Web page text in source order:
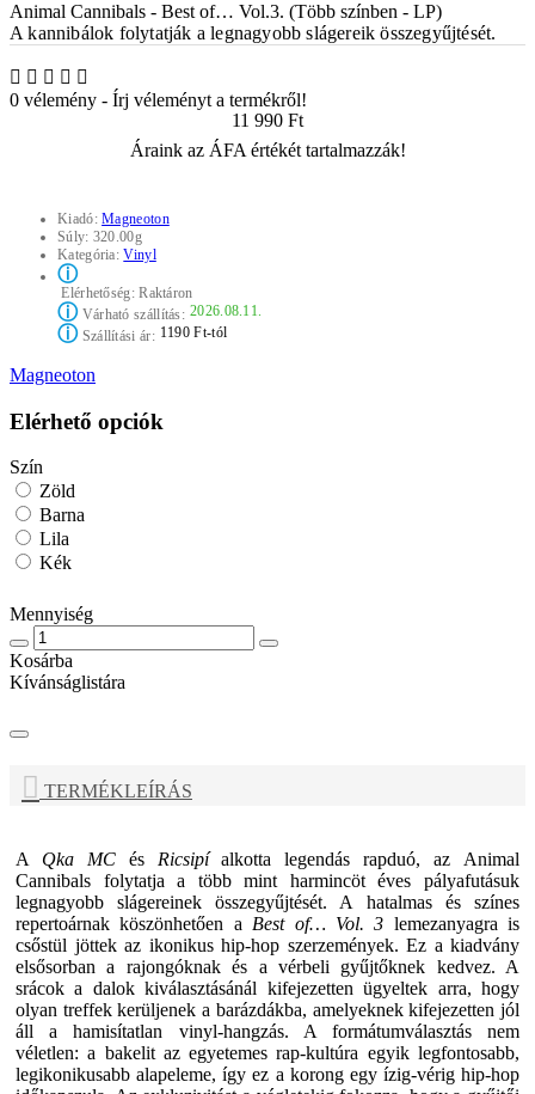
Animal Cannibals - Best of… Vol.3. (Több színben - LP)
A kannibálok folytatják a legnagyobb slágereik összegyűjtését.
0 vélemény - Írj véleményt a termékről!
11 990 Ft
Áraink az ÁFA értékét tartalmazzák!
Kiadó:Magneoton
Súly: 320.00g
Kategória:Vinyl
ⓘ
Elérhetőség:Raktáron
ⓘVárható szállítás: 2026.08.11.
ⓘSzállítási ár: 1190 Ft-tól
Magneoton
Elérhető opciók
Szín
Zöld
Barna
Lila
Kék
Mennyiség
Kosárba
Kívánságlistára
TERMÉKLEÍRÁS
A Qka MCés Ricsipí alkotta legendás rapduó, az Animal
Cannibals folytatja a több mint harmincöt éves pályafutásuk
legnagyobb slágereinek összegyűjtését. A hatalmas és színes
repertoárnak köszönhetően a Best of… Vol. 3 lemezanyagra is
csőstül jöttek az ikonikus hip-hop szerzemények. Ez a kiadvány
elsősorban a rajongóknak és a vérbeli gyűjtőknek kedvez. A
srácok a dalok kiválasztásánál kifejezetten ügyeltek arra, hogy
olyan treffek kerüljenek a barázdákba, amelyeknek kifejezetten jól
áll a hamisítatlan vinyl-hangzás. A formátumválasztás nem
véletlen: a bakelit az egyetemes rap-kultúra egyik legfontosabb,
legikonikusabb alapeleme, így ez a korong egy ízig-vérig hip-hop